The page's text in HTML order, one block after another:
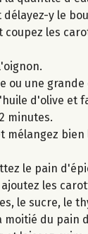
y le
coupez les
ou une
d'olive et
minutes.
mélangez
le pain
les
le sucre, le
moitié du pain